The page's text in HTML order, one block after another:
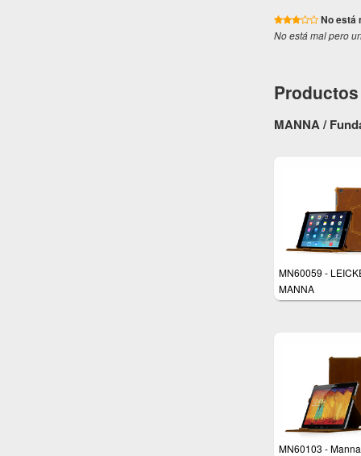
No está
No está mal pero
MANNA /
MN60059 -
MANNA
MN60103 -